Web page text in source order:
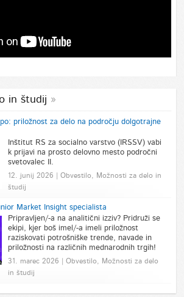
in študij
priložnost za delo na področju dolgotrajne
Inštitut RS za socialno varstvo (IRSSV) vabi
k prijavi na prosto delovno mesto področni
svetovalec II.
12. junij 2026 | Obvestilo, Možnosti za delo in
študij
Market Insight specialista
Pripravljen/-a na analitični izziv? Pridruži se
ekipi, kjer boš imel/-a imeli priložnost
raziskovati potrošniške trende, navade in
priložnosti na različnih mednarodnih trgih!
31. marec 2026 | Obvestilo, Možnosti za delo
in študij